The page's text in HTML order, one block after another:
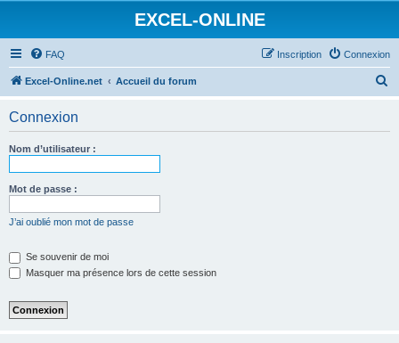
EXCEL-ONLINE
FAQ Connexion
Inscription
Excel-Online.net Accueil du forum
Connexion
Nom d’utilisateur :
Mot de passe :
J’ai oublié mon mot de passe
Se souvenir de moi
Masquer ma présence lors de cette session